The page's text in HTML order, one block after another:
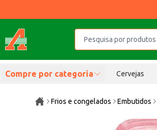
Compre por categoria Cervejas
Frios e congelados Embutidos